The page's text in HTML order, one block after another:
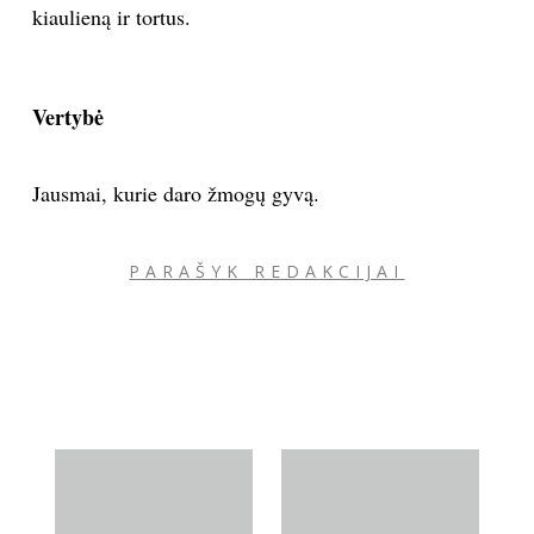
kiaulieną ir tortus.
Vertybė
Jausmai, kurie daro žmogų gyvą.
PARAŠYK REDAKCIJAI